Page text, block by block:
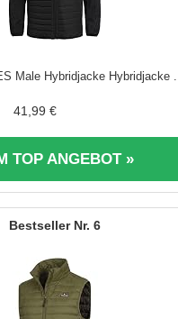
Male Hybridjacke Hybridjacke ...
41,99 €
TOP ANGEBOT »
6